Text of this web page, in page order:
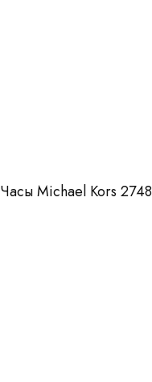
Часы Michael Kors 2748